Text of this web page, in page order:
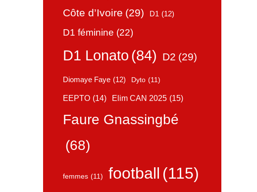
Côte d’Ivoire (29) D1 (12)
D1 féminine (22)
D1 Lonato (84) D2 (29)
Diomaye Faye (12) Dyto (11)
EEPTO (14) Elim CAN 2025 (15)
Faure Gnassingbé
(68)
femmes (11) football (115)